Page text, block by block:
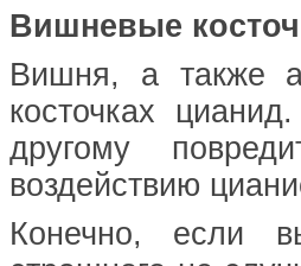
Вишневые
Вишня, а также
косточках
другому
воздействию
Конечно, если